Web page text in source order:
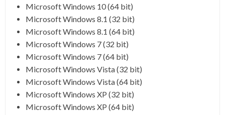
Microsoft Windows 10 (64 bit)
Microsoft Windows 8.1 (32 bit)
Microsoft Windows 8.1 (64 bit)
Microsoft Windows 7 (32 bit)
Microsoft Windows 7 (64 bit)
Microsoft Windows Vista (32 bit)
Microsoft Windows Vista (64 bit)
Microsoft Windows XP (32 bit)
Microsoft Windows XP (64 bit)